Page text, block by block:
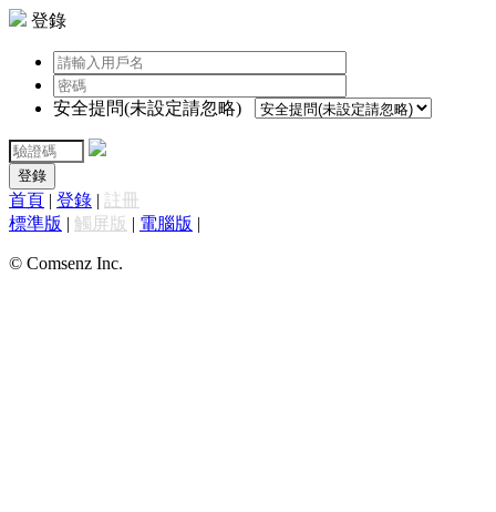
登錄
安全提問(未設定請忽略)
登錄
首頁 | 登錄 | 註冊
標準版 | 觸屏版 | 電腦版 |
© Comsenz Inc.